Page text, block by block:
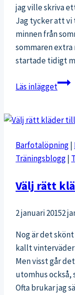
jag ville skriva
Jag tycker att vi
minnen från
sommaren
startade tidigt
Läs inlägget2016,
Barfotalöpning|
Träningsblogg|
Välj rätt
2 januari 20152
Nog är det
kallt
Men visst går
utomhus också,
Ofta brukar jag